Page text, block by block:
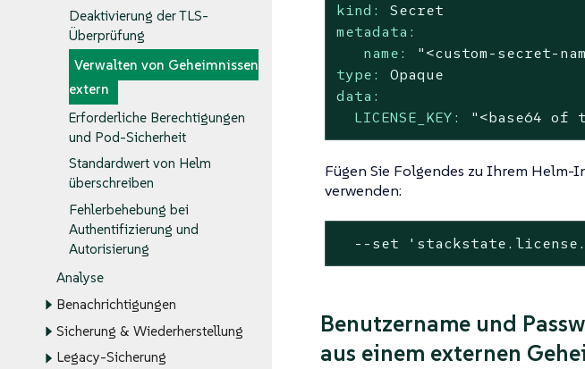
Deaktivierung der TLS-
Überprüfung
Verwalten von Geheimnissen
extern
Erforderliche Berechtigungen
und Pod-Sicherheit
Standardwert von Helm
überschreiben
Fehlerbehebung bei
Authentifizierung und
Autorisierung
Analyse
Benachrichtigungen
Sicherung & Wiederherstellung
Legacy-Sicherung
kind:
Secret
metadata:
name:
"<custom-secret-
type:
Opaque
data:
LICENSE_KEY:
"<base64 of
Fügen Sie Folgendes zu Ihrem Helm-
verwenden:
  --
set
Benutzername und
aus einem externen